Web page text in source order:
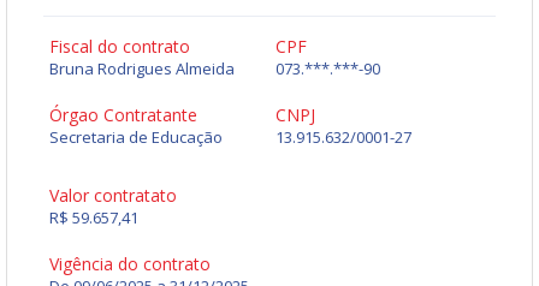
Fiscal do contrato
Bruna Rodrigues Almeida
CPF
073.***.***-90
Órgao Contratante
Secretaria de Educação
CNPJ
13.915.632/0001-27
Valor contratato
R$ 59.657,41
Vigência do contrato